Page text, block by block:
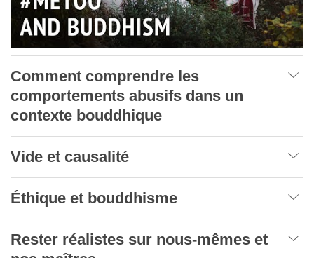
Comment comprendre les
comportements abusifs dans un
contexte bouddhique
Vide et causalité
Éthique et bouddhisme
Rester réalistes sur nous-mêmes et